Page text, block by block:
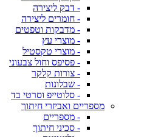
- דבק ליצירה
- חומרים ליצירה
- מדבקות וטפטים
- מוצרי עץ
- מוצרי טקסטיל
- פסיפס וחול צבעוני
- צורות קלקר
- שבלונות
- סלוטייפ וסרטי בד
מספריים ואביזרי חיתוך
- מספריים
- סכיני חיתוך